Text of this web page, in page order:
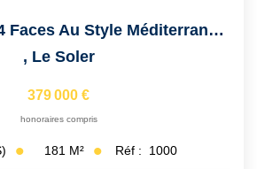
A Vendre Villa 4 Faces Au Style Méditerranéen De 6 Pièces...
, Le Soler
379 000 €
honoraires compris
181 M² Réf : 1000